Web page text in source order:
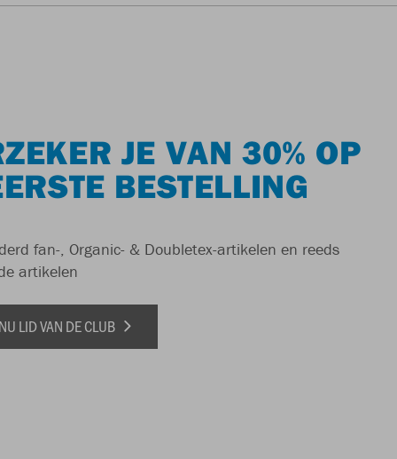
JE VAN 30% OP
BESTELLING
fan-, Organic- & Doubletex-artikelen en reeds
artikelen
LID VAN DE CLUB